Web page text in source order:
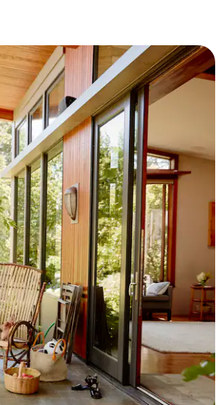
en omlaag, óf door te tikken of swipen.